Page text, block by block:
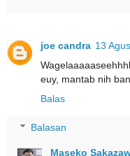
joe candra 13
euy, mantab nih
Balas
Balasan
Maseko